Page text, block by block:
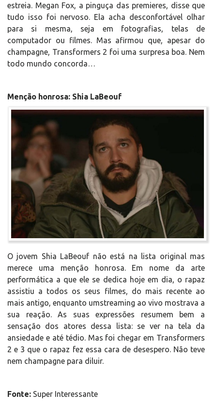
estreia. Megan Fox, a pinguça das premieres, disse que
tudo isso foi nervoso. Ela acha desconfortável olhar
para si mesma, seja em fotografias, telas de
computador ou filmes. Mas afirmou que, apesar do
champagne, Transformers 2 foi uma surpresa boa. Nem
todo mundo concorda…
Menção honrosa: Shia LaBeouf
O jovem Shia LaBeouf não está na lista original mas
merece uma menção honrosa. Em nome da arte
performática a que ele se dedica hoje em dia, o rapaz
assistiu a todos os seus filmes, do mais recente ao
mais antigo, enquanto umstreaming ao vivo mostrava a
sua reação. As suas expressões resumem bem a
sensação dos atores dessa lista: se ver na tela da
ansiedade e até tédio. Mas foi chegar em Transformers
2 e 3 que o rapaz fez essa cara de desespero. Não teve
nem champagne para diluir.
Fonte: Super Interessante